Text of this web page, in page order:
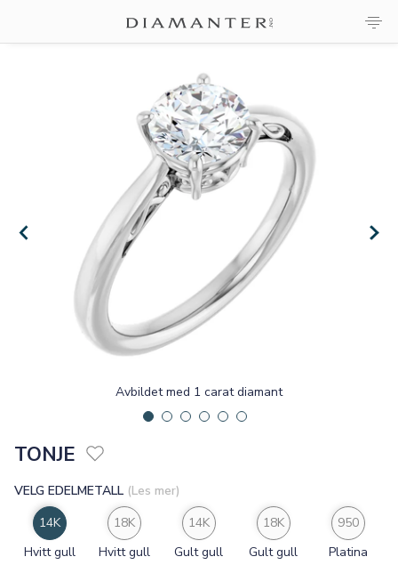
×
×
Avbildet med 1 carat diamant
TONJE
VELG EDELMETALL (Les mer)
14K
Hvitt gull
18K
Hvitt gull
14K
Gult gull
18K
Gult gull
950
Platina